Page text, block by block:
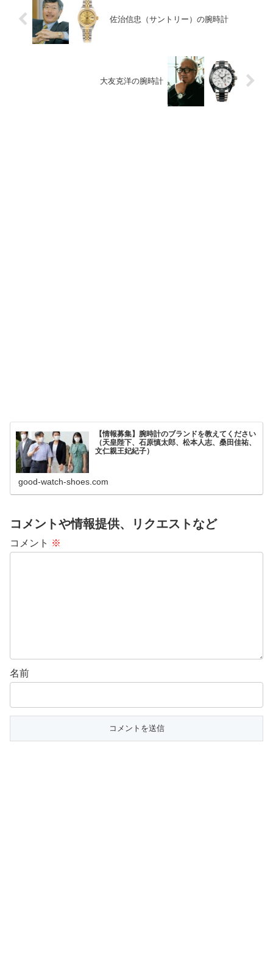
佐治信忠（サントリー）の腕時計
大友克洋の腕時計
【情報募集】腕時計のブランドを教えてください
（天皇陛下、石原慎太郎、松本人志、桑田佳祐、
文仁親王妃紀子）
good-watch-shoes.com
コメントや情報提供、リクエストなど
コメント ※
名前